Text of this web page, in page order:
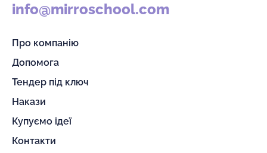
info@mirroschool.com
Про компанію
Допомога
Тендер під ключ
Накази
Купуємо ідеї
Контакти